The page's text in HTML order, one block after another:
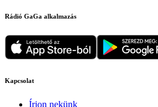
Rádió GaGa alkalmazás
Kapcsolat
Írjon nekünk